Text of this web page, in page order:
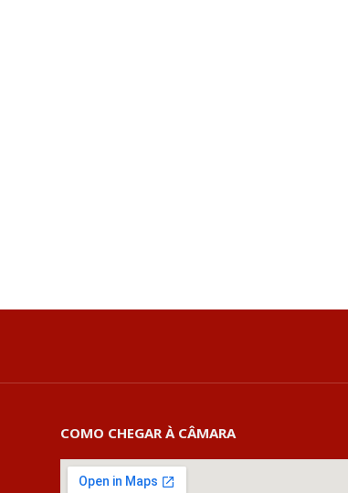
COMO CHEGAR À CÂMARA